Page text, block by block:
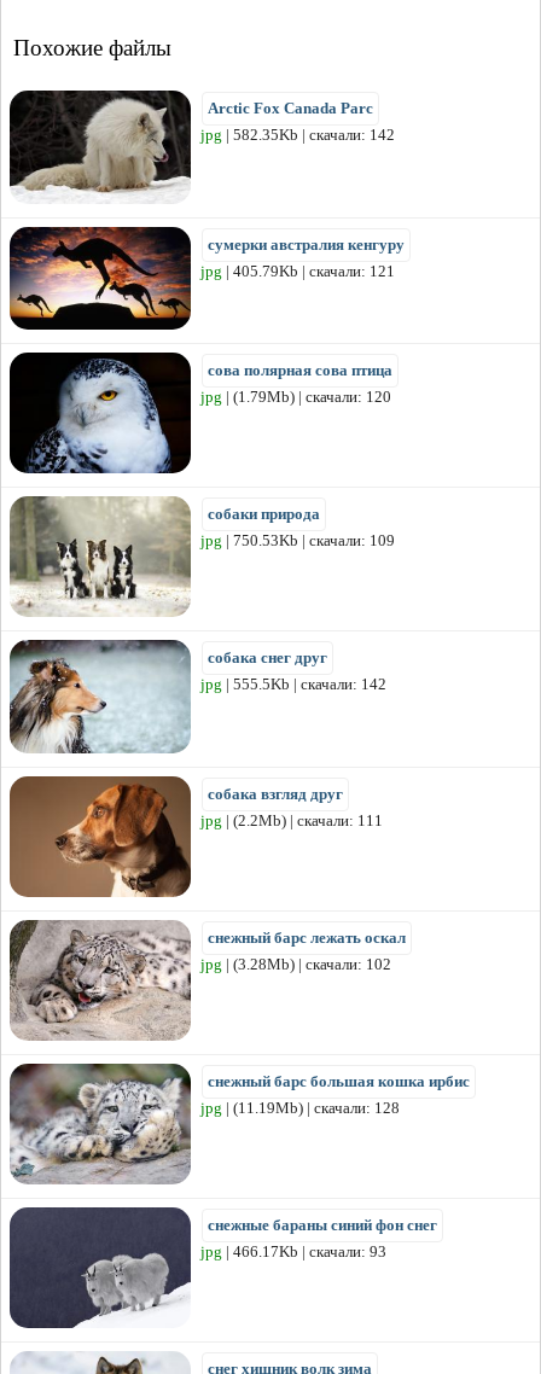
Похожие файлы
Arctic Fox Canada Parc
jpg | 582.35Kb | скачали: 142
сумерки австралия кенгуру
jpg | 405.79Kb | скачали: 121
сова полярная сова птица
jpg | (1.79Mb) | скачали: 120
собаки природа
jpg | 750.53Kb | скачали: 109
собака снег друг
jpg | 555.5Kb | скачали: 142
собака взгляд друг
jpg | (2.2Mb) | скачали: 111
снежный барс лежать оскал
jpg | (3.28Mb) | скачали: 102
снежный барс большая кошка ирбис
jpg | (11.19Mb) | скачали: 128
снежные бараны синий фон снег
jpg | 466.17Kb | скачали: 93
снег хищник волк зима